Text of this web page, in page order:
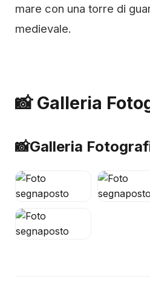
mare con una torre di
medievale.
📸 Galleria
📸Galleria